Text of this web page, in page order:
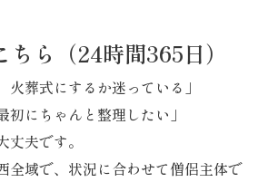
ら（24時間365日）
火葬式にするか迷っている」
初にちゃんと整理したい」
夫です。
全域で、状況に合わせて僧侶主体で